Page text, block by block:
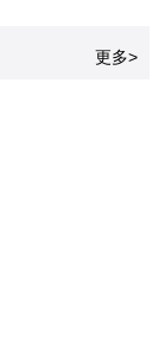
更多>